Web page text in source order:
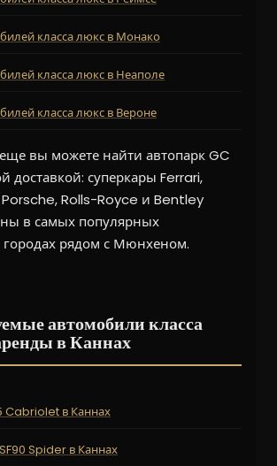
класса люкс в Монако
класса люкс в Неаполе
класса люкс в Вероне
вы можете найти автопарк GC
доставкой: суперкары Ferrari,
Rolls-Royce и Bentley
в самых популярных
городах рядом с Мюнхеном.
автомобили класса
в Каннах
Cabriolet в Каннах
Spider в Каннах